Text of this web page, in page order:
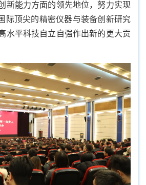
新能力方面的领先地位，努力实现
际顶尖的精密仪器与装备创新研究
水平科技自立自强作出新的更大贡